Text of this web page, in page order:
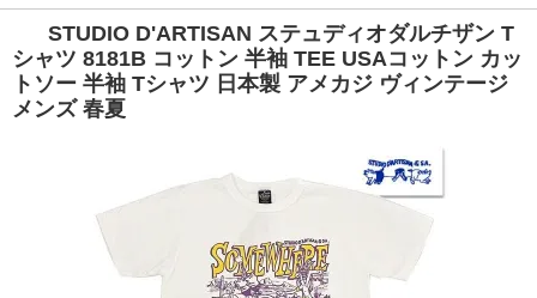
STUDIO D'ARTISAN ステュディオダルチザン T
シャツ 8181B コットン 半袖 TEE USAコットン カッ
トソー 半袖 Tシャツ 日本製 アメカジ ヴィンテージ
メンズ 春夏